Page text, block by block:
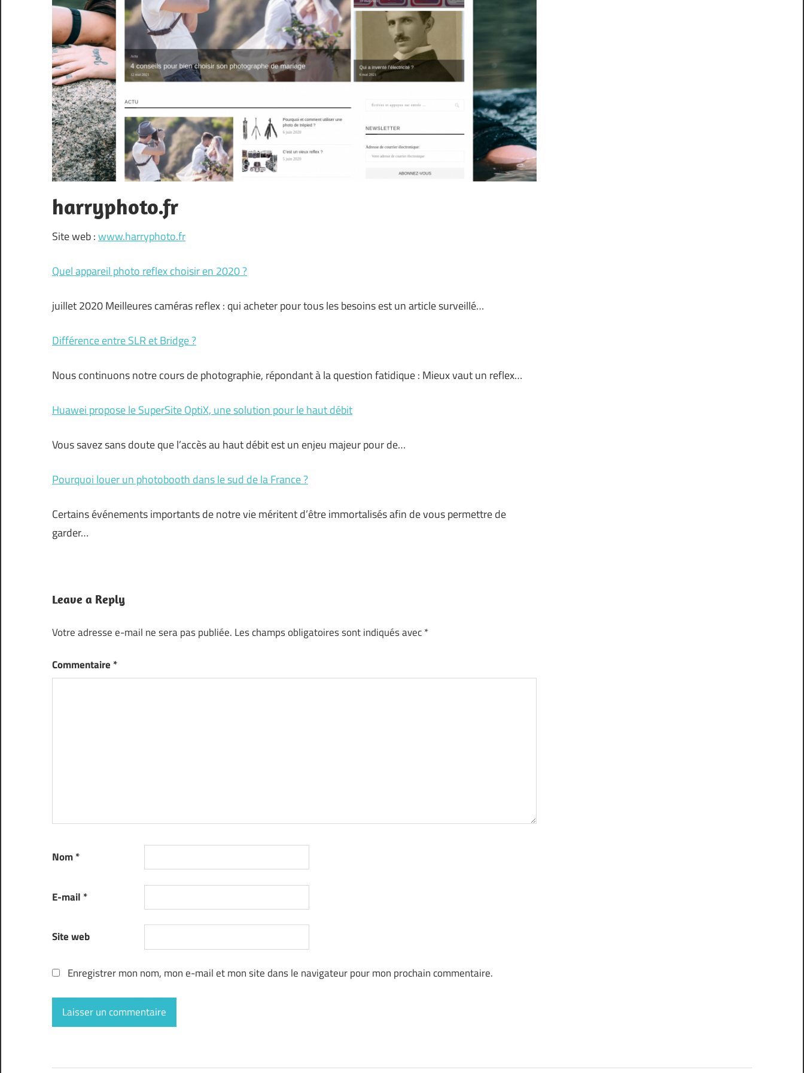
harryphoto.fr
Site web :www.harryphoto.fr
Quel appareil photo reflex choisir en 2020 ?
juillet 2020 Meilleures caméras reflex : qui acheter pour tous les besoins est un article surveillé…
Différence entre SLR et Bridge ?
Nous continuons notre cours de photographie, répondant à la question fatidique : Mieux vaut un reflex…
Huawei propose le SuperSite OptiX, une solution pour le haut débit
Vous savez sans doute que l’accès au haut débit est un enjeu majeur pour de…
Pourquoi louer un photobooth dans le sud de la France ?
Certains événements importants de notre vie méritent d’être immortalisés afin de vous permettre de
garder…
Leave a Reply
Votre adresse e-mail ne sera pas publiée. Les champs obligatoires sont indiqués avec*
Commentaire *
Nom*
E-mail *
Site web
Enregistrer mon nom, mon e-mail et mon site dans le navigateur pour mon prochain commentaire.